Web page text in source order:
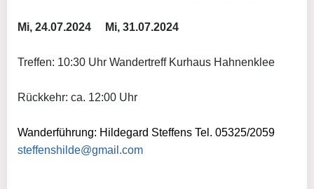
Mi, 24.07.2024 Mi, 31.07.2024
Treffen: 10:30 Uhr Wandertreff Kurhaus Hahnenklee
Rückkehr: ca. 12:00 Uhr
Wanderführung: Hildegard Steffens Tel. 05325/2059
steffenshilde@gmail.com